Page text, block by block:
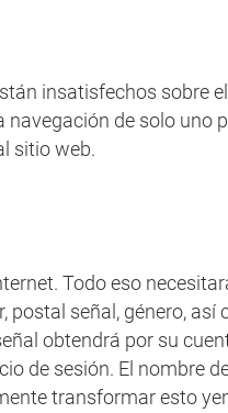
insatisfechos sobre
de solo uno
sitio web.
Todo eso
señal, género,
obtendrá por su
de sesión. El nombre
transformar esto